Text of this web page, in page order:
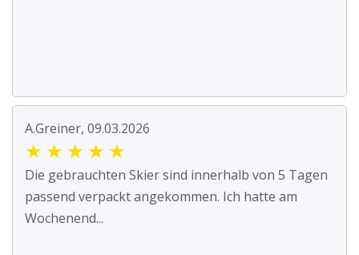
A.Greiner, 09.03.2026
★ ★ ★ ★ ★
Die gebrauchten Skier sind innerhalb von 5 Tagen
passend verpackt angekommen. Ich hatte am
Wochenend...